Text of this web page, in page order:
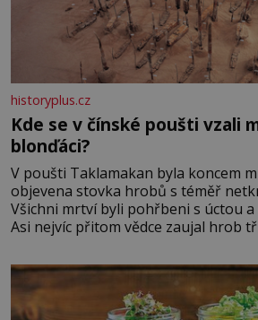
historyplus.cz
Kde se v čínské poušti vzali
blonďáci?
V poušti Taklamakan byla koncem
objevena stovka hrobů s téměř
Všichni mrtví byli pohřbeni s úctou
Asi nejvíc přitom vědce zaujal hrob
blonďaté vlásky. Fakt, že jsou těla dávných lidí nesmírně
dobře zachovalá, přičítají odborníci
podmínkám. Sucho, prosolené písky